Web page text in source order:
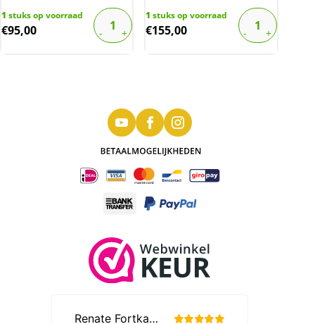
1 stuks op voorraad
€95,00
1 stuks op voorraad
€155,00
Gouden Wilhelmina 10 gulden 1925 MS64
Dit is een door de PCGS gecertificeerde en